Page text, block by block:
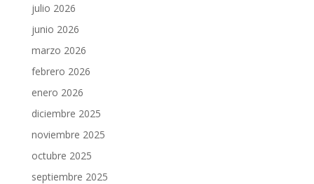
julio 2026
junio 2026
marzo 2026
febrero 2026
enero 2026
diciembre 2025
noviembre 2025
octubre 2025
septiembre 2025